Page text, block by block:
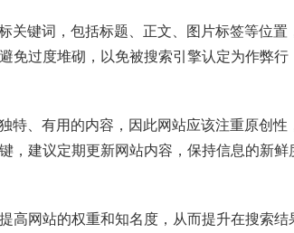
关键词，包括标题、正文、图片标签等位置
免过度堆砌，以免被搜索引擎认定为作弊行
特、有用的内容，因此网站应该注重原创性
，建议定期更新网站内容，保持信息的新鲜
高网站的权重和知名度，从而提升在搜索结